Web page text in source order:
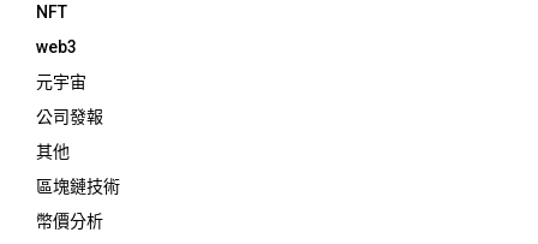
NFT
web3
元宇宙
公司發報
其他
區塊鏈技術
幣價分析